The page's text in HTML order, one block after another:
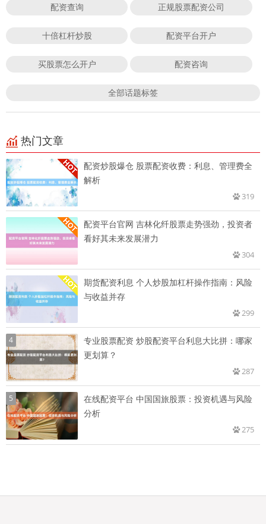
配资查询 正规股票配资公司
十倍杠杆炒股 配资平台开户
买股票怎么开户 配资咨询
全部话题标签
热门文章
配资炒股爆仓 股票配资收费：利息、管理费全
解析
319
配资平台官网 吉林化纤股票走势强劲，投资者
看好其未来发展潜力
304
期货配资利息 个人炒股加杠杆操作指南：风险
与收益并存
299
4
专业股票配资 炒股配资平台利息大比拼：哪家
更划算？
287
5
在线配资平台 中国国旅股票：投资机遇与风险
分析
275